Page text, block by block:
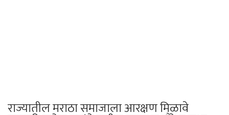
राज्यातील मराठा समाजाला आरक्षण मिळावे